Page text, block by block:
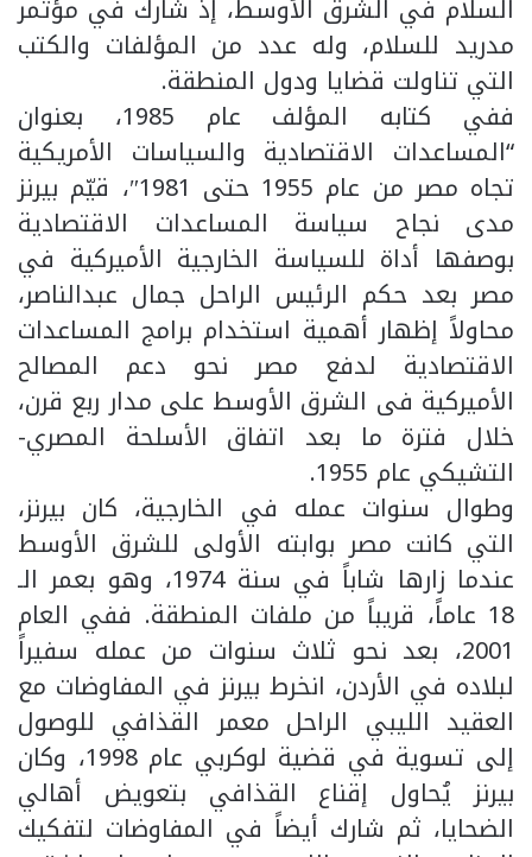
السلام في الشرق الأوسط، إذ شارك في مؤتمر
مدريد للسلام، وله عدد من المؤلفات والكتب
التي تناولت قضايا ودول المنطقة.
ففي كتابه المؤلف عام 1985، بعنوان
“المساعدات الاقتصادية والسياسات الأمريكية
تجاه مصر من عام 1955 حتى 1981″، قيّم بيرنز
مدى نجاح سياسة المساعدات الاقتصادية
بوصفها أداة للسياسة الخارجية الأميركية في
مصر بعد حكم الرئيس الراحل جمال عبدالناصر،
محاولاً إظهار أهمية استخدام برامج المساعدات
الاقتصادية لدفع مصر نحو دعم المصالح
الأميركية فى الشرق الأوسط على مدار ربع قرن،
خلال فترة ما بعد اتفاق الأسلحة المصري-
التشيكي عام 1955.
وطوال سنوات عمله في الخارجية، كان بيرنز،
التي كانت مصر بوابته الأولى للشرق الأوسط
عندما زارها شاباً في سنة 1974، وهو بعمر الـ
18 عاماً، قريباً من ملفات المنطقة. ففي العام
2001، بعد نحو ثلاث سنوات من عمله سفيراً
لبلاده في الأردن، انخرط بيرنز في المفاوضات مع
العقيد الليبي الراحل معمر القذافي للوصول
إلى تسوية في قضية لوكربي عام 1998، وكان
بيرنز يُحاول إقناع القذافي بتعويض أهالي
الضحايا، ثم شارك أيضاً في المفاوضات لتفكيك